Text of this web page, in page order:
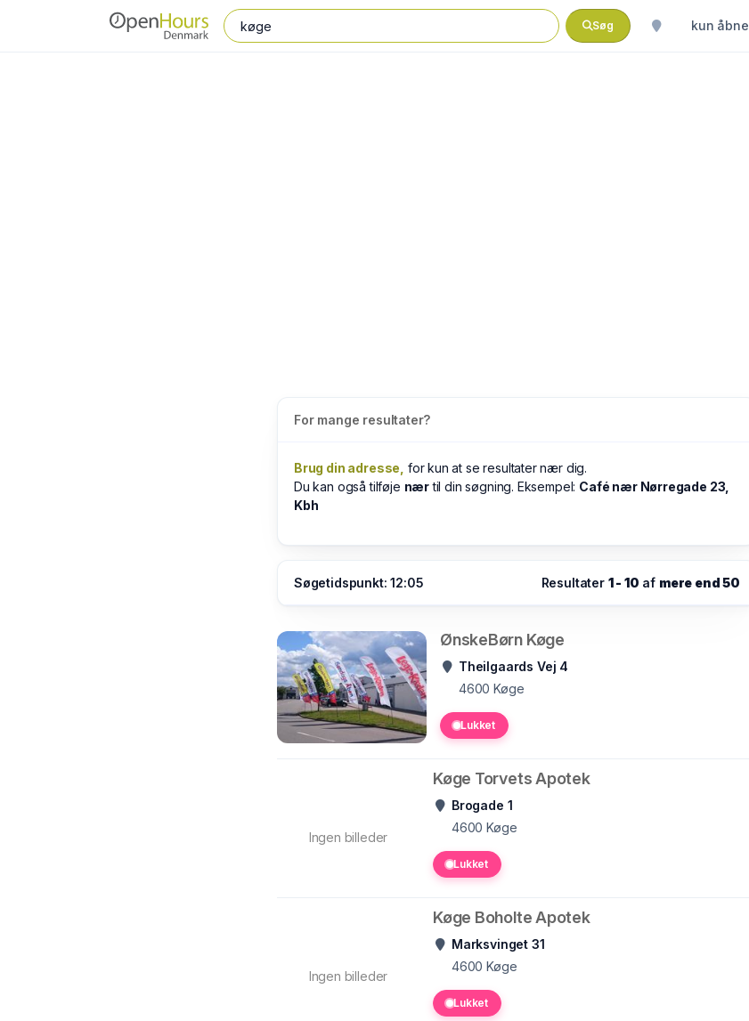
Søg kun åbne
For mange resultater?
Brug din adresse, for kun at se resultater nær dig.
Du kan også tilføje nærtil din søgning. Eksempel: Café nær Nørregade 23,
Kbh
Søgetidspunkt: 12:05 Resultater 1 - 10 af mere end 50
ØnskeBørn Køge
Theilgaards Vej 4
4600 Køge
Lukket
Ingen billeder
Køge Torvets Apotek
Brogade 1
4600 Køge
Lukket
Ingen billeder
Køge Boholte Apotek
Marksvinget 31
4600 Køge
Lukket